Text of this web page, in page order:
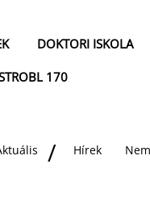
DOKTORI ISKOLA
170
Hírek